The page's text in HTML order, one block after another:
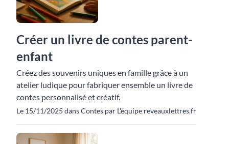
Créer un livre de contes parent-
enfant
Créez des souvenirs uniques en famille grâce à un
atelier ludique pour fabriquer ensemble un livre de
contes personnalisé et créatif.
Le 15/11/2025 dans Contes par L'équipe reveauxlettres.fr